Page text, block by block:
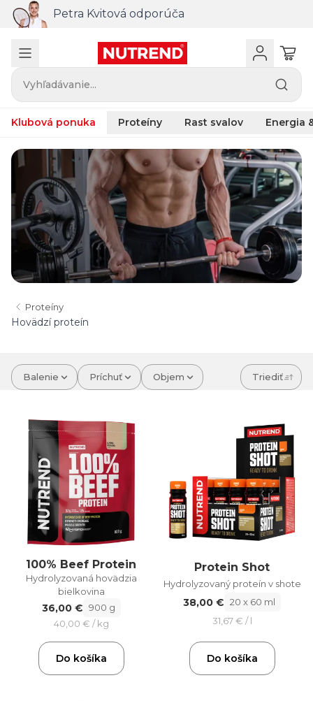
Petra Kvitová odporúča
Vyhľadávanie...
Klubová ponuka Proteíny Rast svalov Energia
Proteíny
Hovädzí proteín
Balenie Príchuť Objem Triediť
100% Beef Protein
Hydrolyzovaná hovädzia
bielkovina
36,00 € 900 g
40,00 € / kg
Do košíka
Protein Shot
Hydrolyzovaný proteín v shote
38,00 € 20 x 60 ml
31,67 € / l
Do košíka